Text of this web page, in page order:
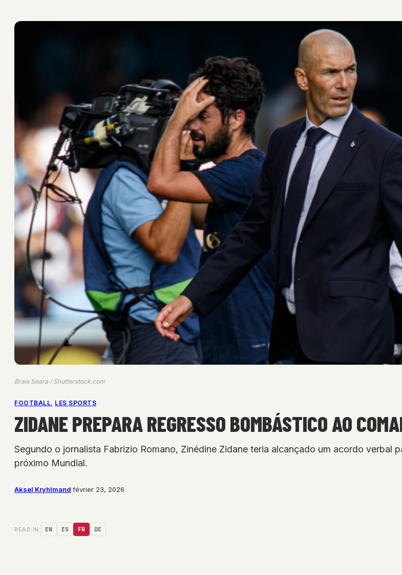
Brais Seara / Shutterstock.com
FOOTBALL, LES SPORTS
ZIDANE PREPARA REGRESSO BOMBÁSTICO AO
Segundo o jornalista Fabrizio Romano, Zinédine Zidane teria alcançado um acordo verbal
próximo Mundial.
Aksel Kryhlmand·février 23, 2026
READ IN: EN ES FR DE